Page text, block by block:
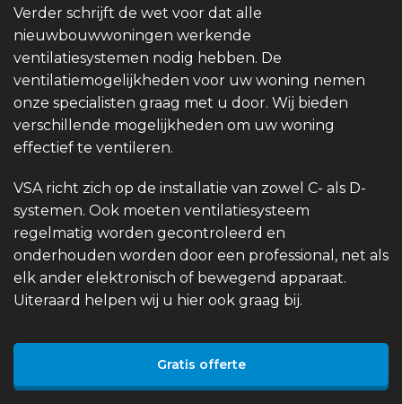
Verder schrijft de wet voor dat alle
nieuwbouwwoningen werkende
ventilatiesystemen nodig hebben. De
ventilatiemogelijkheden voor uw woning nemen
onze specialisten graag met u door. Wij bieden
verschillende mogelijkheden om uw woning
effectief te ventileren.
VSA richt zich op de installatie van zowel C- als D-
systemen. Ook moeten ventilatiesysteem
regelmatig worden gecontroleerd en
onderhouden worden door een professional, net als
elk ander elektronisch of bewegend apparaat.
Uiteraard helpen wij u hier ook graag bij.
Gratis offerte